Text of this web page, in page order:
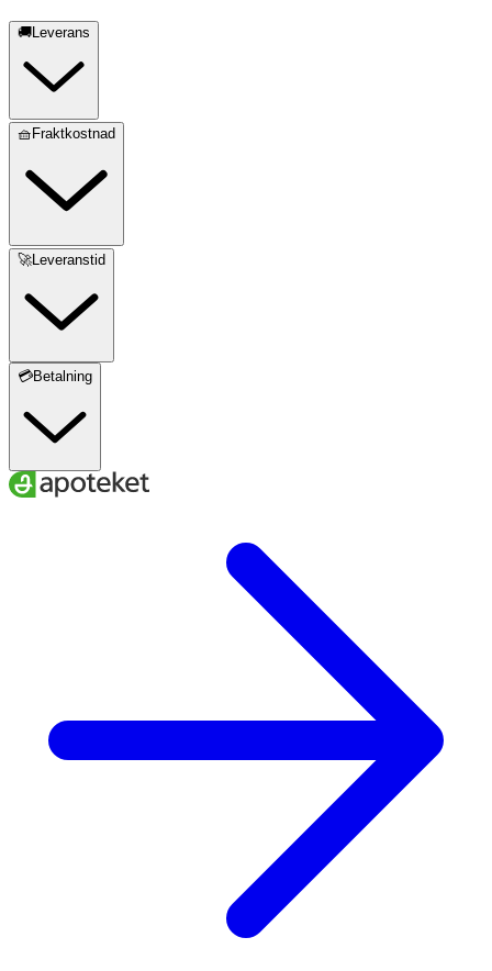
🚚Leverans
🧺Fraktkostnad
🚀Leveranstid
💳Betalning